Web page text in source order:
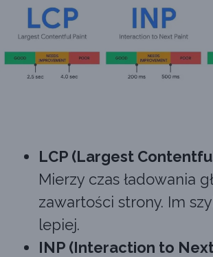
LCP (Largest
Mierzy czas ładowania
zawartości strony. Im
lepiej.
INP (Interaction to